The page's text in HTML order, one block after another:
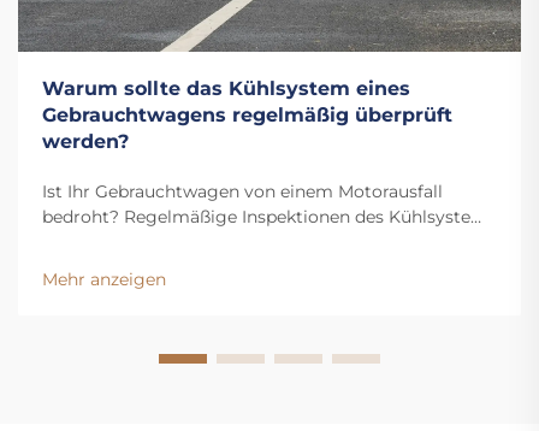
Warum sollte das Kühlsystem eines
Gebrauchtwagens regelmäßig überprüft
werden?
Ist Ihr Gebrauchtwagen von einem Motorausfall
bedroht? Regelmäßige Inspektionen des Kühlsystems
und verlängern die Lebensdauer Ihres Fahrzeugs.
Erfahren Sie jetzt die wichtigsten Vorteile.
Mehr anzeigen